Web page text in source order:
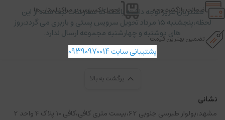
ضمانت بازگشت وجه تحویل اکسپرس در مراکز استان ها
تضمین بهترین قیمت
برگشت به بالا
نشانی
مشهد،بولوار طبرسی جنوبی 62،بیست متری کافی،کافی 10 پلاک 4 واحد 2
مشتریان عزیز توجه داشته باشند که سفارشات ثبت شده از این
لحظه،پنجشنبه ۱۵ مرداد تحویل سرویس پستی و باربری می گردد،روز
های دوشنبه و چهارشنبه مجموعه ارسال ندارد.
پشتیبانی سایت 09390970014